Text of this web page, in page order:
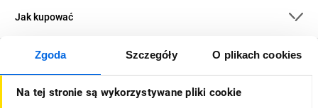
Zgoda Szczegóły O plikach cookies
Na tej stronie są wykorzystywane pliki cookie
Jak kupować
O firmie